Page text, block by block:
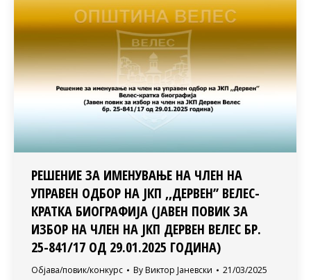
РЕШЕНИЕ ЗА ИМЕНУВАЊЕ НА ЧЛЕН НА
УПРАВЕН ОДБОР НА ЈКП ,,ДЕРВЕН’’ ВЕЛЕС-
КРАТКА БИОГРАФИЈА (ЈАВЕН ПОВИК ЗА
ИЗБОР НА ЧЛЕН НА ЈКП ДЕРВЕН ВЕЛЕС БР.
25-841/17 ОД 29.01.2025 ГОДИНА)
Објава/повик/конкурс By Виктор Јаневски 21/03/2025